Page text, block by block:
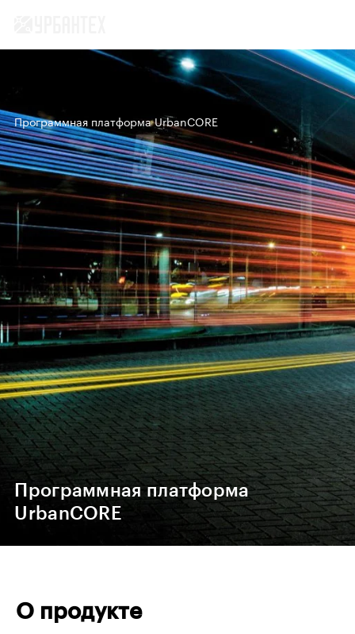
Программная платформа UrbanCORE
Программная платформа
UrbanCORE
О продукте